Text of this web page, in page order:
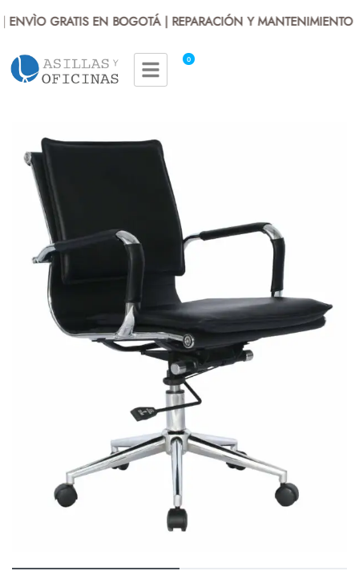
GRATIS EN BOGOTÁ | REPARACIÓN Y MANTENIMIENTO
0